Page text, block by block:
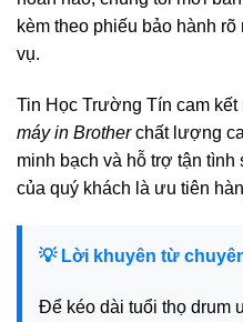
kèm theo phiếu bảo hành
vụ.
Tin Học Trường Tín cam kết
máy in Brotherchất lượng
minh bạch và hỗ trợ tận
của quý khách là ưu tiên
💡 Lời khuyên từ
Để kéo dài tuổi thọ drum